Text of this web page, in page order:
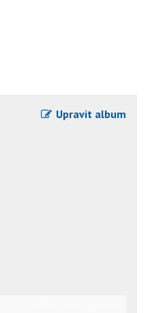
Upravit album